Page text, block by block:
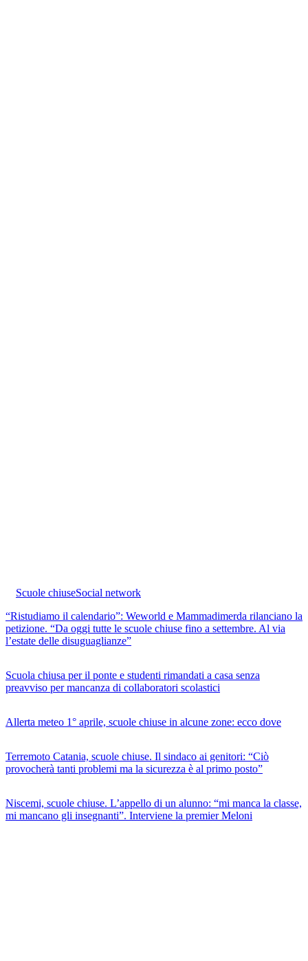
Scuole chiuseSocial network
“Ristudiamo il calendario”: Weworld e Mammadimerda rilanciano la
petizione. “Da oggi tutte le scuole chiuse fino a settembre. Al via
l’estate delle disuguaglianze”
Scuola chiusa per il ponte e studenti rimandati a casa senza
preavviso per mancanza di collaboratori scolastici
Allerta meteo 1° aprile, scuole chiuse in alcune zone: ecco dove
Terremoto Catania, scuole chiuse. Il sindaco ai genitori: “Ciò
provocherà tanti problemi ma la sicurezza è al primo posto”
Niscemi, scuole chiuse. L’appello di un alunno: “mi manca la classe,
mi mancano gli insegnanti”. Interviene la premier Meloni